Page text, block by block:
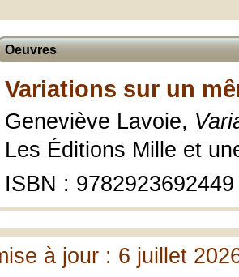
Oeuvres
Variations sur un
Geneviève Lavoie,
Les Éditions Mille et
ISBN : 9782923692449
à jour : 6 juillet